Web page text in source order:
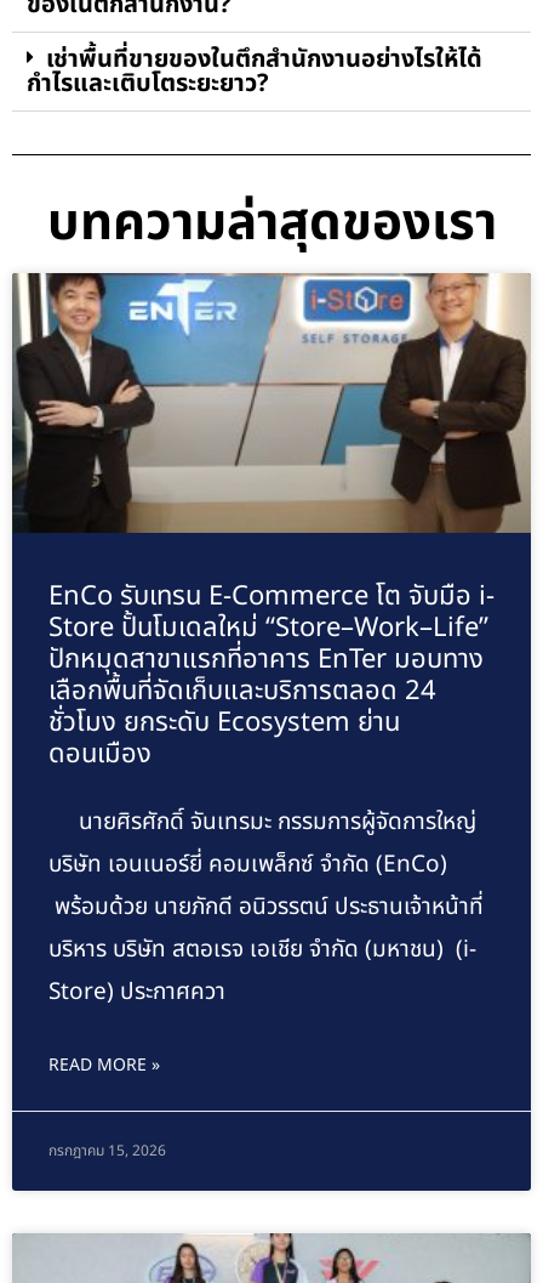
เช่าพื้นที่ขายของในตึกสำนักงานอย่างไรให้ได้
กำไรและเติบโตระยะยาว?
บทความล่าสุดของเรา
EnCo รับเทรน E-Commerce โต จับมือ i-
Store ปั้นโมเดลใหม่ “Store–Work–Life”
ปักหมุดสาขาแรกที่อาคาร EnTer มอบทาง
เลือกพื้นที่จัดเก็บและบริการตลอด 24
ชั่วโมง ยกระดับ Ecosystem ย่าน
ดอนเมือง
นายศิรศักดิ์ จันเทรมะ กรรมการผู้จัดการใหญ่
บริษัท เอนเนอร์ยี่ คอมเพล็กซ์ จำกัด (EnCo)
พร้อมด้วย นายภักดี อนิวรรตน์ ประธานเจ้าหน้าที่
บริหาร บริษัท สตอเรจ เอเชีย จำกัด (มหาชน) (i-
Store) ประกาศควา
READ MORE »
กรกฎาคม 15, 2026